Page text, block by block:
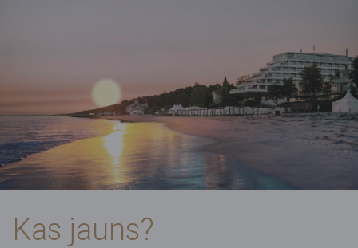
Kas jauns?